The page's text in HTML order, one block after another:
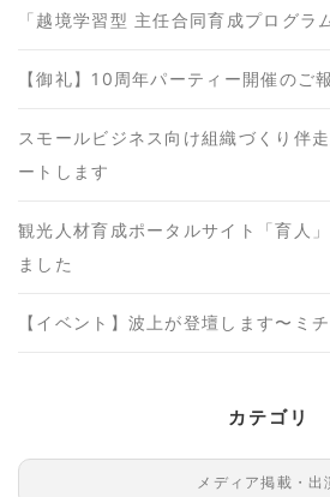
「越境学習型 主任合同育成プログラ
【御礼】10周年パーティー開催のご
スモールビジネス向け組織づくり伴
ートします
観光人材育成ポータルサイト「育人
ました
【イベント】波上が登壇します〜ミ
カテゴリ
メディア掲載・出